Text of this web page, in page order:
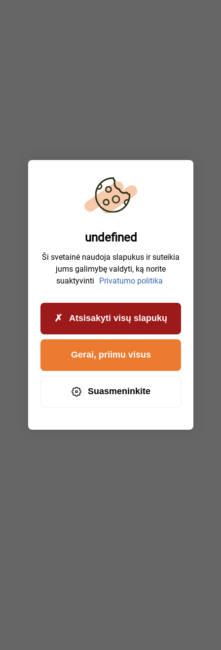
undefined
Ši svetainė naudoja slapukus ir suteikia
jums galimybę valdyti, ką norite
suaktyvinti
Privatumo politika
Atsisakyti visų slapukų
Suasmeninkite
Gerai, priimu visus